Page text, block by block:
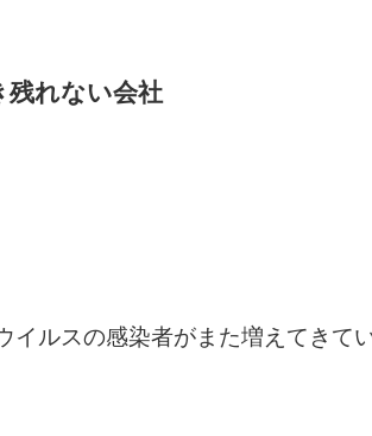
残れない会社
ルスの感染者がまた増えてきてい